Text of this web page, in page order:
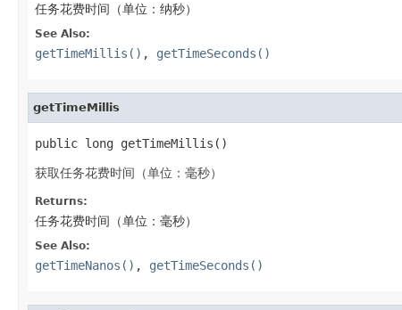
任务花费时间（单位：纳秒）
See Also:
getTimeMillis() , getTimeSeconds()
getTimeMillis
public long getTimeMillis()
获取任务花费时间（单位：毫秒）
Returns:
任务花费时间（单位：毫秒）
See Also:
getTimeNanos() , getTimeSeconds()